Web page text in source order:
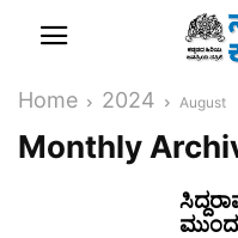
Home 2024 August
Monthly